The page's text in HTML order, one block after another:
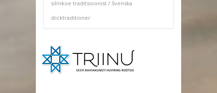
silmkoe traditsioonist / Svenska
sticktraditioner